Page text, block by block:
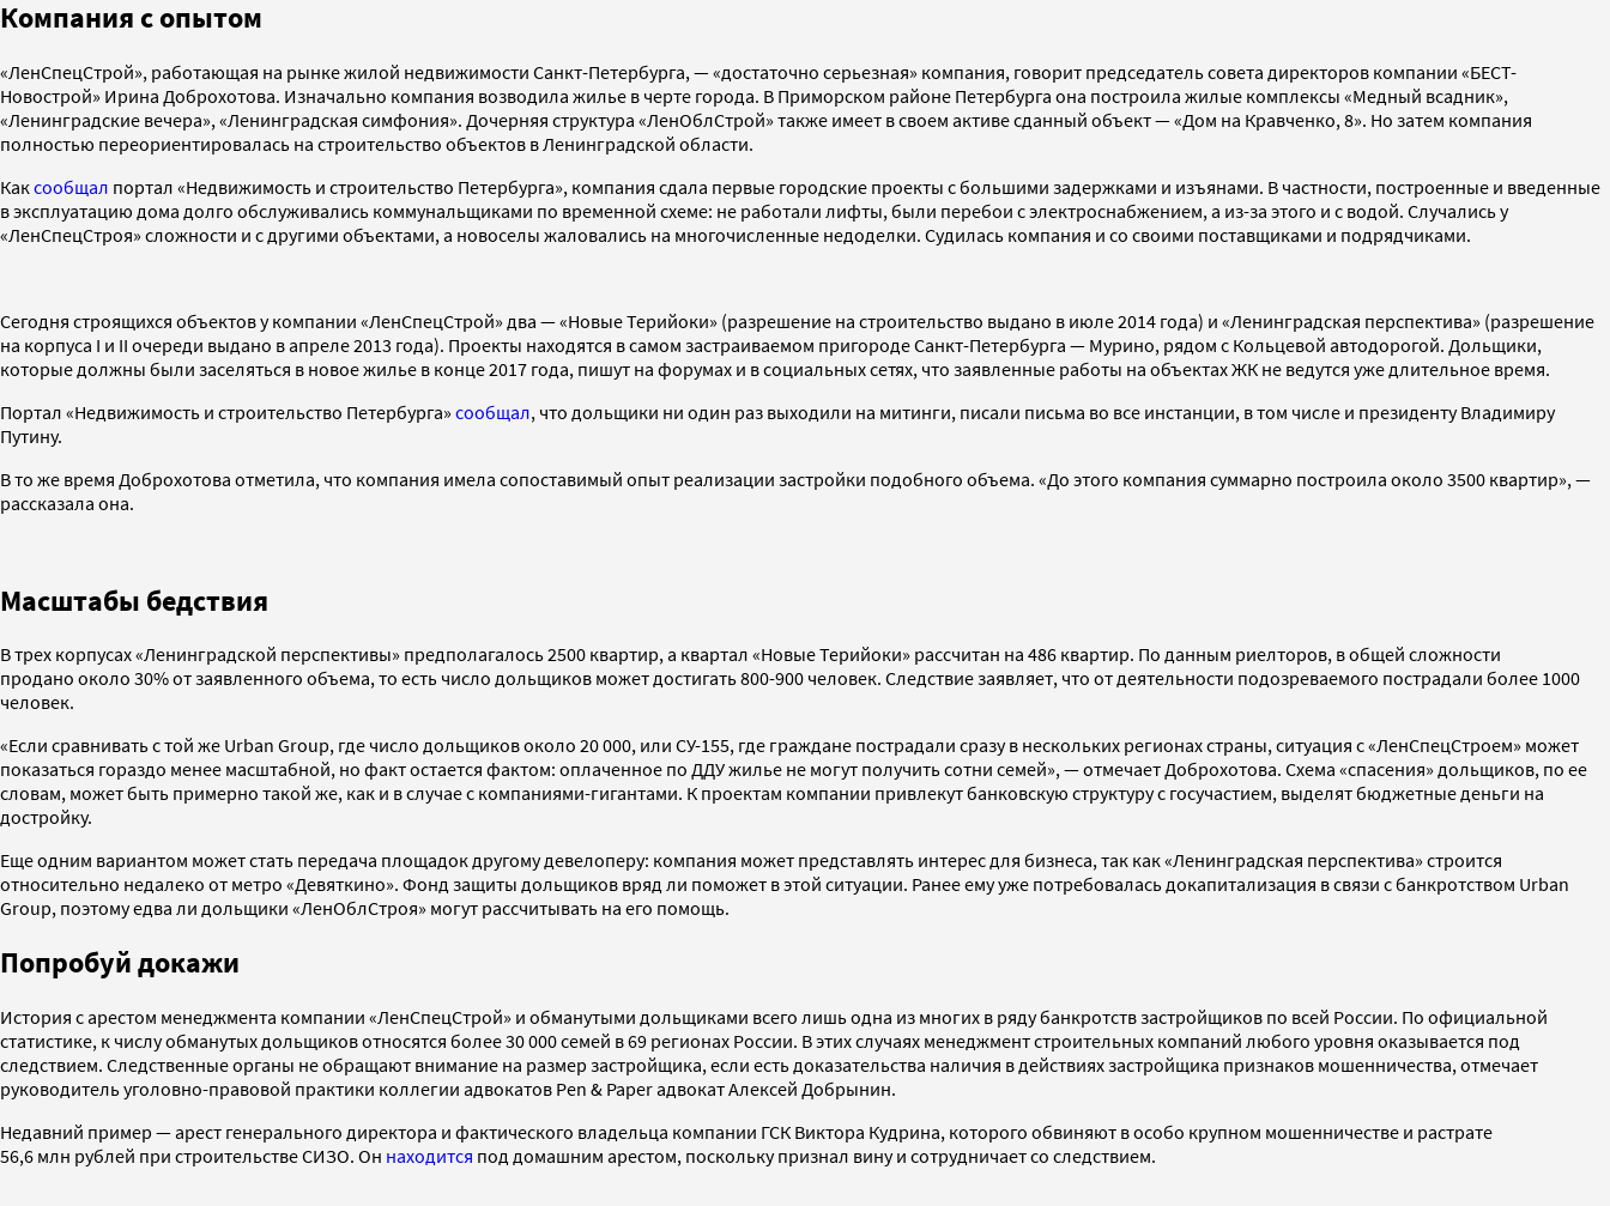
Компания с опытом
«ЛенСпецСтрой», работающая на рынке жилой недвижимости Санкт-Петербурга, — «достаточно серьезная» компания, говорит председатель совета директоров компании «БЕСТ-
Новострой» Ирина Доброхотова. Изначально компания возводила жилье в черте города. В Приморском районе Петербурга она построила жилые комплексы «Медный всадник»,
«Ленинградские вечера», «Ленинградская симфония». Дочерняя структура «ЛенОблСтрой» также имеет в своем активе сданный объект — «Дом на Кравченко, 8». Но затем компания
полностью переориентировалась на строительство объектов в Ленинградской области.
Каксообщал портал «Недвижимость и строительство Петербурга», компания сдала первые городские проекты с большими задержками и изъянами. В частности, построенные и введенные
в эксплуатацию дома долго обслуживались коммунальщиками по временной схеме: не работали лифты, были перебои с электроснабжением, а из-за этого и с водой. Случались у
«ЛенСпецСтроя» сложности и с другими объектами, а новоселы жаловались на многочисленные недоделки. Судилась компания и со своими поставщиками и подрядчиками.
Сегодня строящихся объектов у компании «ЛенСпецСтрой» два — «Новые Терийоки» (разрешение на строительство выдано в июле 2014 года) и «Ленинградская перспектива» (разрешение
на корпуса I и II очереди выдано в апреле 2013 года). Проекты находятся в самом застраиваемом пригороде Санкт-Петербурга — Мурино, рядом с Кольцевой автодорогой. Дольщики,
которые должны были заселяться в новое жилье в конце 2017 года, пишут на форумах и в социальных сетях, что заявленные работы на объектах ЖК не ведутся уже длительное время.
Портал «Недвижимость и строительство Петербурга» сообщал, что дольщики ни один раз выходили на митинги, писали письма во все инстанции, в том числе и президенту Владимиру
Путину.
В то же время Доброхотова отметила, что компания имела сопоставимый опыт реализации застройки подобного объема. «До этого компания суммарно построила около 3500 квартир», —
рассказала она.
Масштабы бедствия
В трех корпусах «Ленинградской перспективы» предполагалось 2500 квартир, а квартал «Новые Терийоки» рассчитан на 486 квартир. По данным риелторов, в общей сложности
продано около 30% от заявленного объема, то есть число дольщиков может достигать 800-900 человек. Следствие заявляет, что от деятельности подозреваемого пострадали более 1000
человек.
«Если сравнивать с той же Urban Group, где число дольщиков около 20 000, или СУ-155, где граждане пострадали сразу в нескольких регионах страны, ситуация с «ЛенСпецСтроем» может
показаться гораздо менее масштабной, но факт остается фактом: оплаченное по ДДУ жилье не могут получить сотни семей», — отмечает Доброхотова. Схема «спасения» дольщиков, по ее
словам, может быть примерно такой же, как и в случае с компаниями-гигантами. К проектам компании привлекут банковскую структуру с госучастием, выделят бюджетные деньги на
достройку.
Еще одним вариантом может стать передача площадок другому девелоперу: компания может представлять интерес для бизнеса, так как «Ленинградская перспектива» строится
относительно недалеко от метро «Девяткино». Фонд защиты дольщиков вряд ли поможет в этой ситуации. Ранее ему уже потребовалась докапитализация в связи с банкротством Urban
Group, поэтому едва ли дольщики «ЛенОблСтроя» могут рассчитывать на его помощь.
Попробуй докажи
История с арестом менеджмента компании «ЛенСпецСтрой» и обманутыми дольщиками всего лишь одна из многих в ряду банкротств застройщиков по всей России. По официальной
статистике, к числу обманутых дольщиков относятся более 30 000 семей в 69 регионах России. В этих случаях менеджмент строительных компаний любого уровня оказывается под
следствием. Следственные органы не обращают внимание на размер застройщика, если есть доказательства наличия в действиях застройщика признаков мошенничества, отмечает
руководитель уголовно-правовой практики коллегии адвокатов Pen & Paper адвокат Алексей Добрынин.
Недавний пример — арест генерального директора и фактического владельца компании ГСК Виктора Кудрина, которого обвиняют в особо крупном мошенничестве и растрате
56,6 млн рублей при строительстве СИЗО. Он находится под домашним арестом, поскольку признал вину и сотрудничает со следствием.